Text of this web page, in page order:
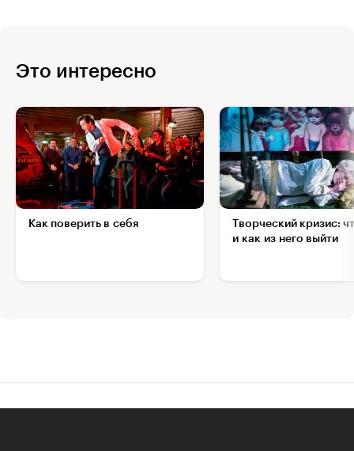
Это интересно
Как поверить в себя
Творческий кризис:
и как из него выйти